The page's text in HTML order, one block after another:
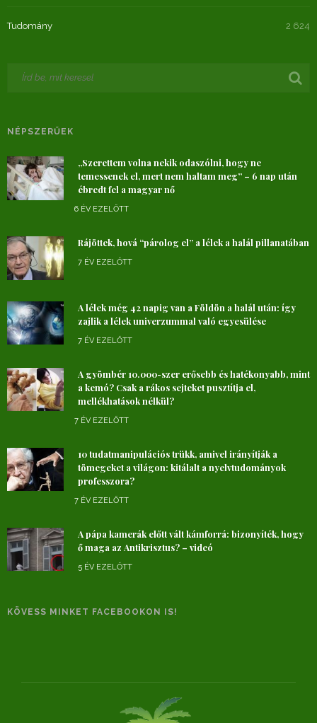
Tudomány 2 624
NÉPSZERŰEK
„Szerettem volna nekik odaszólni, hogy ne
temessenek el, mert nem haltam meg” – 6 nap után
ébredt fel a magyar nő
6 ÉV EZELŐTT
Rájöttek, hová “párolog el” a lélek a halál pillanatában
7 ÉV EZELŐTT
A lélek még 42 napig van a Földön a halál után: így
zajlik a lélek univerzummal való egyesülése
7 ÉV EZELŐTT
A gyömbér 10.000-szer erősebb és hatékonyabb, mint
a kemó? Csak a rákos sejteket pusztítja el,
mellékhatások nélkül?
7 ÉV EZELŐTT
10 tudatmanipulációs trükk, amivel irányítják a
tömegeket a világon: kitálalt a nyelvtudományok
professzora?
7 ÉV EZELŐTT
A pápa kamerák előtt vált kámforrá: bizonyíték, hogy
ő maga az Antikrisztus? – videó
5 ÉV EZELŐTT
KÖVESS MINKET FACEBOOKON IS!